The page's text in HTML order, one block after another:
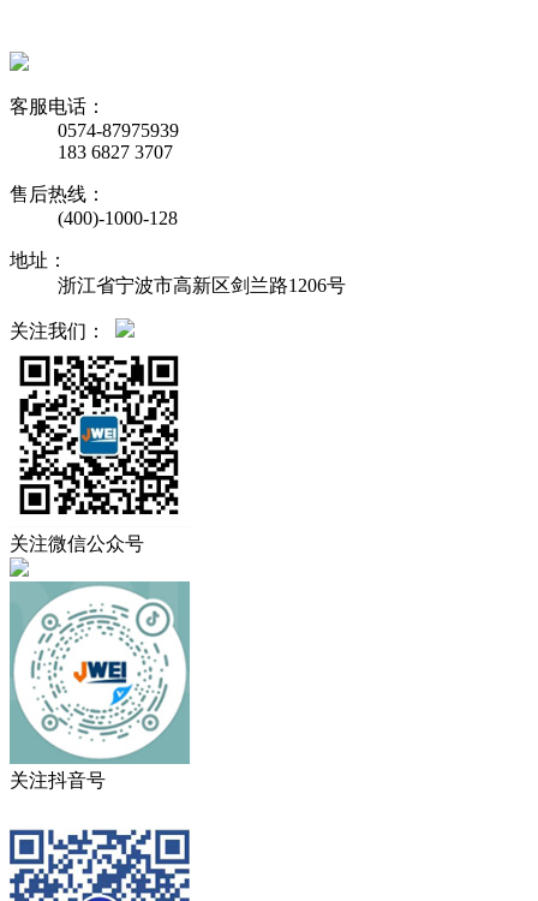
客服电话：
0574-87975939
183 6827 3707
售后热线：
(400)-1000-128
地址：
浙江省宁波市高新区剑兰路1206号
关注我们：
关注微信公众号
关注抖音号